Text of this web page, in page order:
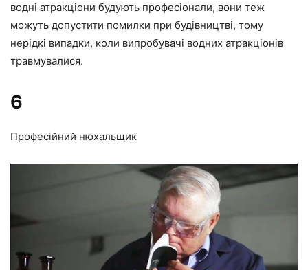
водні атракціони будують професіонали, вони теж
можуть допустити помилки при будівництві, тому
нерідкі випадки, коли випробувачі водних атракціонів
травмувалися.
6
Професійний нюхальщик